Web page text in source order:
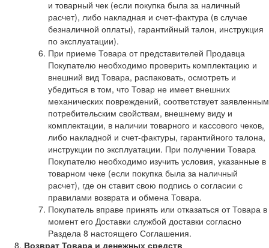
и товарный чек (если покупка была за наличный
расчет), либо накладная и счет-фактура (в случае
безналичной оплаты), гарантийный талон, инструкция
по эксплуатации).
При приеме Товара от представителей Продавца
Покупателю необходимо проверить комплектацию и
внешний вид Товара, распаковать, осмотреть и
убедиться в том, что Товар не имеет внешних
механических повреждений, соответствует заявленным
потребительским свойствам, внешнему виду и
комплектации, в наличии товарного и кассового чеков,
либо накладной и счет-фактуры, гарантийного талона,
инструкции по эксплуатации. При получении Товара
Покупателю необходимо изучить условия, указанные в
товарном чеке (если покупка была за наличный
расчет), где он ставит свою подпись о согласии с
правилами возврата и обмена Товара.
Покупатель вправе принять или отказаться от Товара в
момент его Доставки службой доставки согласно
Раздела 8 настоящего Соглашения.
Возврат Товара и денежных средств